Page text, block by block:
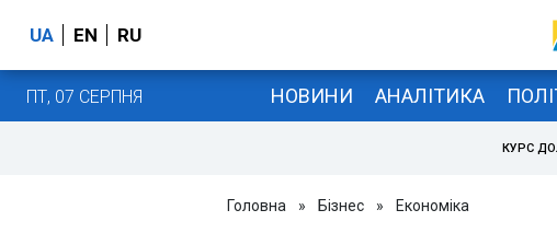
UA EN RU
ПТ, 07 СЕРПНЯ НОВИНИ АНАЛІТИКА
КУРС
Головна » Бізнес » Економіка